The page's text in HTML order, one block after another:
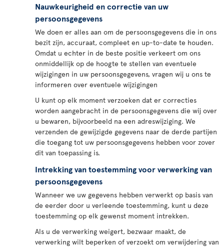
Nauwkeurigheid en correctie van uw
persoonsgegevens
We doen er alles aan om de persoonsgegevens die in ons
bezit zijn, accuraat, compleet en up-to-date te houden.
Omdat u echter in de beste positie verkeert om ons
onmiddellijk op de hoogte te stellen van eventuele
wijzigingen in uw persoonsgegevens, vragen wij u ons te
informeren over eventuele wijzigingen
U kunt op elk moment verzoeken dat er correcties
worden aangebracht in de persoonsgegevens die wij over
u bewaren, bijvoorbeeld na een adreswijziging. We
verzenden de gewijzigde gegevens naar de derde partijen
die toegang tot uw persoonsgegevens hebben voor zover
dit van toepassing is.
Intrekking van toestemming voor verwerking van
persoonsgegevens
Wanneer we uw gegevens hebben verwerkt op basis van
de eerder door u verleende toestemming, kunt u deze
toestemming op elk gewenst moment intrekken.
Als u de verwerking weigert, bezwaar maakt, de
verwerking wilt beperken of verzoekt om verwijdering van